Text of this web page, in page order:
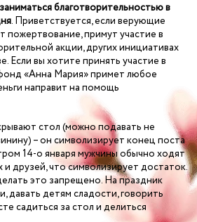
заниматься благотворительностью в
. Приветствуется, если верующие
примут участие в
акции, других инициативах
Если вы хотите принять участие в
«Анна Мария» примет любое
направит на помощь
стол (можно подавать не
– он символизирует конец поста
14-о января мужчины обычно ходят
и друзей, что символизирует достаток.
это запрещено. На праздник
давать детям сладости, говорить
садиться за стол и делиться